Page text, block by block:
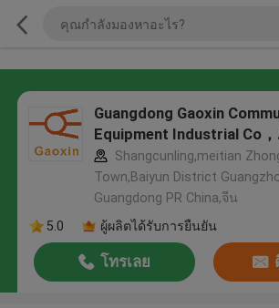
Guangdong Gaoxin
Equipment Industrial
Shangcunling,meitian
Town,Baiyun District
Guangdong PR China,จีน
5.0
ผู้ผลิตได้รับการยืนยัน
โทรเลย